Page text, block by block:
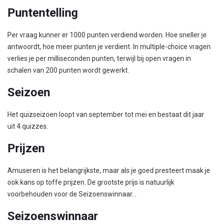
Puntentelling
Per vraag kunner er 1000 punten verdiend worden. Hoe sneller je
antwoordt, hoe meer punten je verdient. In multiple-choice vragen
verlies je per milliseconden punten, terwijl bij open vragen in
schalen van 200 punten wordt gewerkt.
Seizoen
Het quizseizoen loopt van september tot mei en bestaat dit jaar
uit 4 quizzes.
Prijzen
Amuseren is het belangrijkste, maar als je goed presteert maak je
ook kans op toffe prijzen. De grootste prijs is natuurlijk
voorbehouden voor de Seizoenswinnaar...
Seizoenswinnaar